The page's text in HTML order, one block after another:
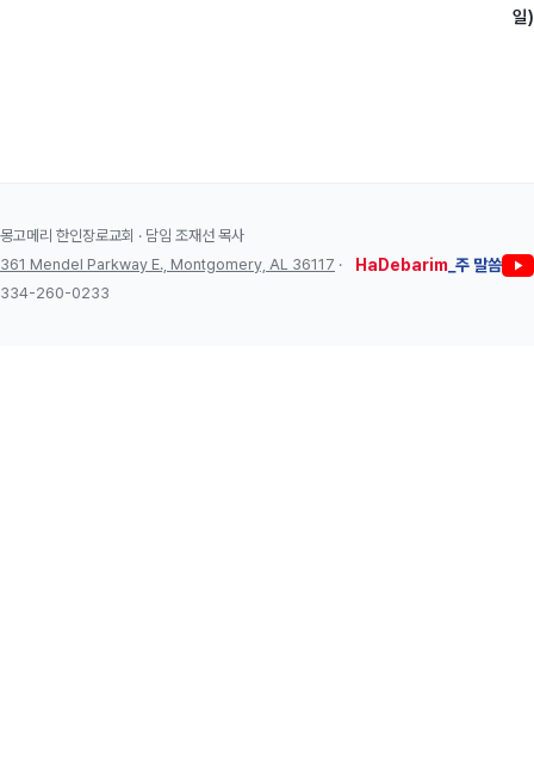
일)
몽고메리 한인장로교회 · 담임 조재선 목사
361 Mendel Parkway E., Montgomery, AL 36117 ·
334-260-0233
HaDebarim _주 말씀